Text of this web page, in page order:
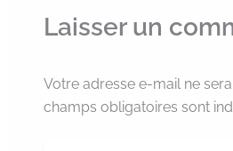
Laisser un
Votre adresse e-mail ne
champs obligatoires sont